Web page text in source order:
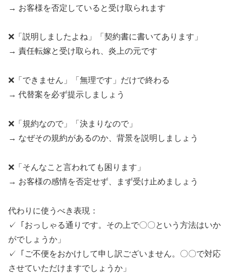
→ お客様を否定していると受け取られます
❌「説明しましたよね」「契約書に書いてあります」
→ 責任転嫁と受け取られ、炎上の元です
❌「できません」「無理です」だけで終わる
→ 代替案を必ず提示しましょう
❌「規約なので」「決まりなので」
→ なぜその規約があるのか、背景を説明しましょう
❌「そんなこと言われても困ります」
→ お客様の感情を否定せず、まず受け止めましょう
代わりに使うべき表現：
✓「おっしゃる通りです。その上で〇〇という方法はいか
がでしょうか」
✓「ご不便をおかけして申し訳ございません。〇〇で対応
させていただけますでしょうか」